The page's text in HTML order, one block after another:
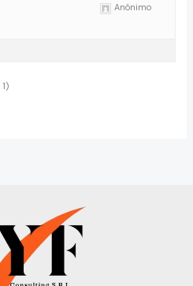
Anónimo